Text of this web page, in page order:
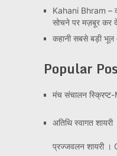
Kahani Bhram –
सोचने पर मज़बूर कर
कहानी सबसे बड़ी भूल
Popular
मंच संचालन
अतिथि स्वागत
प्रज्जवलन शायरी